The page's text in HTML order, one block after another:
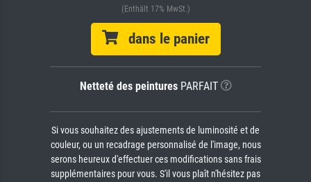
(Enthält 17% MwSt.)
dans le panier
Netteté des peinturesPARFAIT
Si vous souhaitez des ajustements de luminosité et de
couleur, ou un recadrage personnalisé de l'image, nous
serons heureux d'effectuer ces modifications sans frais
supplémentaires pour vous. S'il vous plaît n'hésitez pas